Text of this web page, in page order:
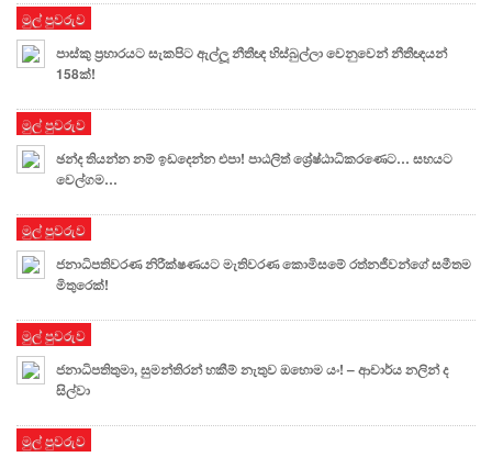
මුල් පුවරුව
පාස්කු ප්‍රහාරයට සැකපිට ඇල්ලූ නීතීඥ හිස්බුල්ලා වෙනුවෙන් නීතීඥයන්
158ක්!
මුල් පුවරුව
ඡන්ද තියන්න නම් ඉඩදෙන්න එපා! පාඨලිත් ශ්‍රේෂ්ඨාධිකරණෙට… සහයට
වෙල්ගම…
මුල් පුවරුව
ජනාධිපතිවරණ නිරීක්ෂණයට මැතිවරණ කොමිසමේ රත්නජීවන්ගේ සමීතම
මිතුරෙක්!
මුල් පුවරුව
ජනාධිපතිතුමා, සුමන්තිරන් හකීම් නැතුව ඔහොම යං! – ආචාර්ය නලින් ද
සිල්වා
මුල් පුවරුව